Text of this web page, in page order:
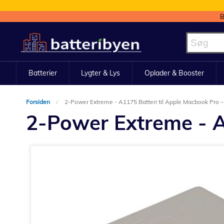
to
Content
Batterier Lygter & Lys Oplader & Booster
Forsiden 2-Power Extreme - A1175 Batteri til Apple Macbook Pro
2-Power Extreme -